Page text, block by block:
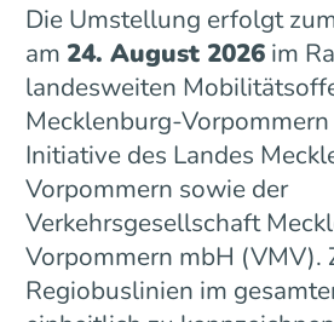
Die Umstellung erfolgt
am 24. August 2026im
landesweiten
Mecklenburg-
Initiative des Landes
Vorpommern sowie der
Verkehrsgesellschaft
Vorpommern mbH (VMV).
Regiobuslinien im